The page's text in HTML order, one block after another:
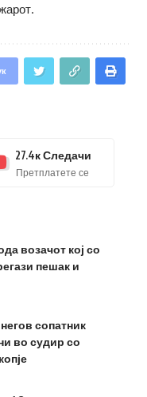
27.4кСледачи
Претплатете се
возачот кој со
пешак и
сопатник
во судир со